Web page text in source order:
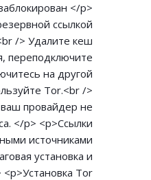
</p>
ссылкой
/> Удалите кеш
переподключите
на другой
Tor.<br />
провайдер не
</p> <p>Ссылки
источниками
установка и
Tor